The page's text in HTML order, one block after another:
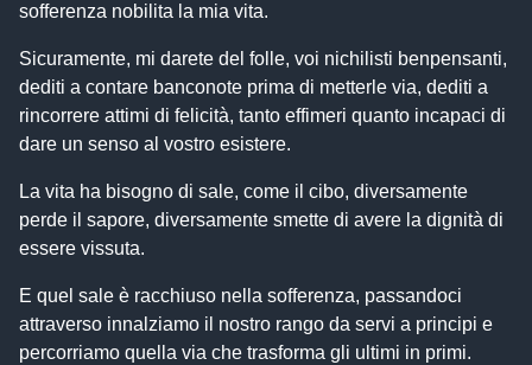
sofferenza nobilita la mia vita.
Sicuramente, mi darete del folle, voi nichilisti benpensanti,
dediti a contare banconote prima di metterle via, dediti a
rincorrere attimi di felicità, tanto effimeri quanto incapaci di
dare un senso al vostro esistere.
La vita ha bisogno di sale, come il cibo, diversamente
perde il sapore, diversamente smette di avere la dignità di
essere vissuta.
E quel sale è racchiuso nella sofferenza, passandoci
attraverso innalziamo il nostro rango da servi a principi e
percorriamo quella via che trasforma gli ultimi in primi.